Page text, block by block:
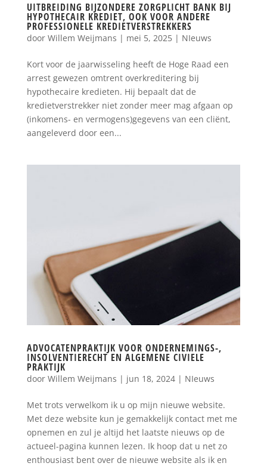
UITBREIDING BIJZONDERE ZORGPLICHT BANK BIJ
HYPOTHECAIR KREDIET, OOK VOOR ANDERE
PROFESSIONELE KREDIETVERSTREKKERS
door Willem Weijmans | mei 5, 2025| NIeuws
Kort voor de jaarwisseling heeft de Hoge Raad een
arrest gewezen omtrent overkreditering bij
hypothecaire kredieten. Hij bepaalt dat de
kredietverstrekker niet zonder meer mag afgaan op
(inkomens- en vermogens)gegevens van een cliënt,
aangeleverd door een...
ADVOCATENPRAKTIJK VOOR ONDERNEMINGS-,
INSOLVENTIERECHT EN ALGEMENE CIVIELE
PRAKTIJK
door Willem Weijmans | jun 18, 2024| NIeuws
Met trots verwelkom ik u op mijn nieuwe website.
Met deze website kun je gemakkelijk contact met me
opnemen en zul je altijd het laatste nieuws op de
actueel-pagina kunnen lezen. Ik hoop dat u net zo
enthousiast bent over de nieuwe website als ik en